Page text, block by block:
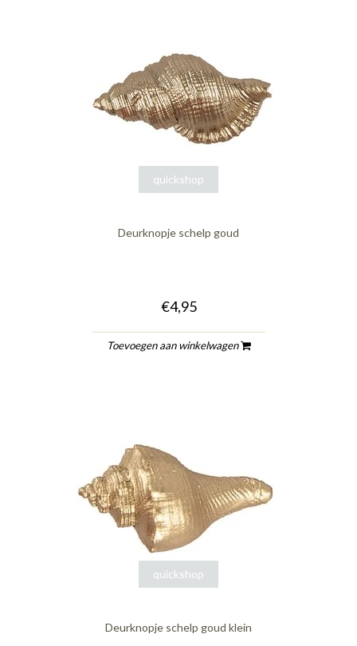
quickshop
Deurknopje schelp goud
€4,95
Toevoegen aan winkelwagen
quickshop
Deurknopje schelp goud klein